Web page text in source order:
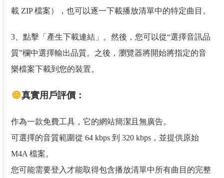
載 ZIP 檔案），也可以逐一下載播放清單中的特定曲目。
3、點擊「產生下載連結」。然後，您可以從“選擇音訊品
質”欄中選擇輸出品質。之後，瀏覽器將開始將指定的音
樂檔案下載到您的裝置。
真實用戶評價：
作為一款免費工具，它的網站簡潔且無廣告。
可選擇的音質範圍從 64 kbps 到 320 kbps，並提供原始
M4A 檔案。
您可能需要登入才能取得包含播放清單中所有曲目的完整